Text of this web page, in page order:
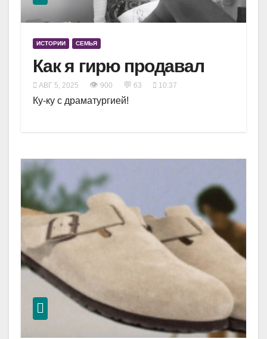
ИСТОРИИ СЕМЬЯ
Как я гирю продавал
АВГ 5, 2025 👁 900 💬 63 10:37
Ку-ку с драматургией!